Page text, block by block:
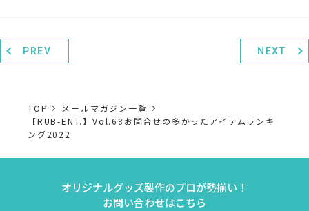
PREV NEXT
TOP
メールマガジン一覧
【RUB-ENT.】Vol.68お問合せの多かったアイテムランキ
ング2022
オリジナルグッズ製作のプロが勢揃い！
お問い合わせはこちら